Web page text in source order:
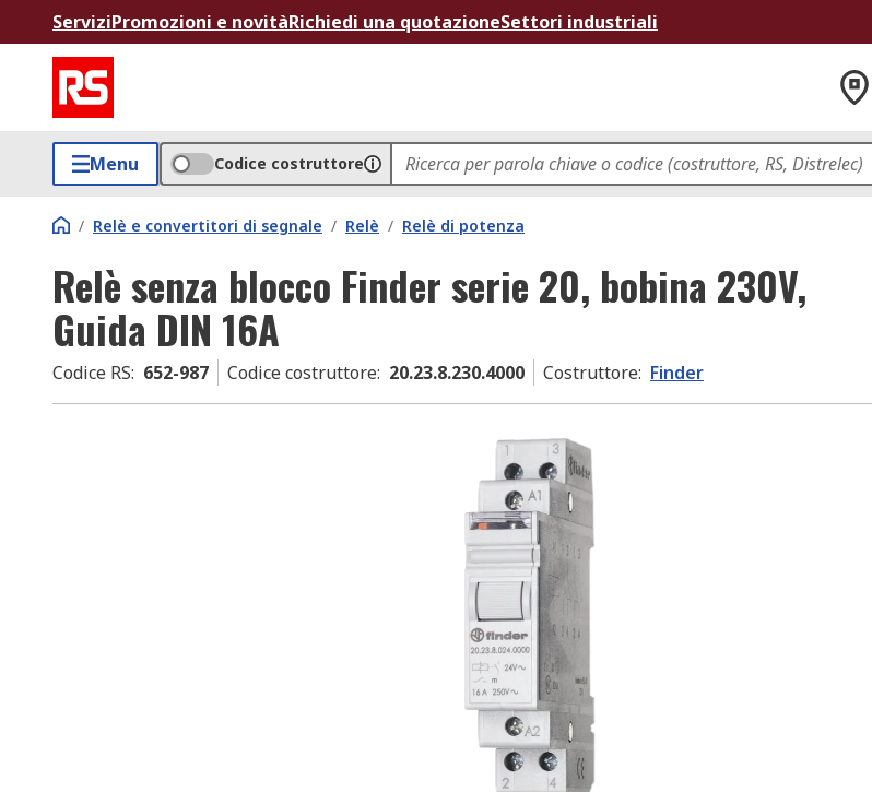
ServiziPromozioni e novitàRichiedi una quotazioneSettori industriali
Menu Codice costruttore
/ Relè e convertitori di segnale / Relè / Relè di potenza
Relè senza blocco Finder serie 20, bobina 230V,
Guida DIN 16A
Codice RS: 652-987 Codice costruttore: 20.23.8.230.4000 Costruttore: Finder